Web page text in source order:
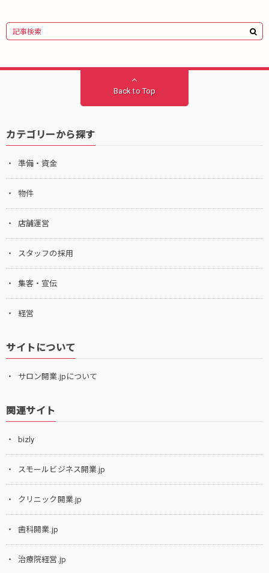
Back to Top
カテゴリーから探す
準備・資金
物件
店舗運営
スタッフの採用
集客・宣伝
経営
サイトについて
サロン開業.jpについて
関連サイト
bizly
スモールビジネス開業.jp
クリニック開業.jp
歯科開業.jp
治療院経営.jp